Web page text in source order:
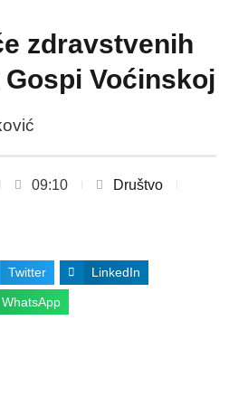
zdravstvenih
Voćinskoj
09:10
Društvo
Twitter LinkedIn
WhatsApp